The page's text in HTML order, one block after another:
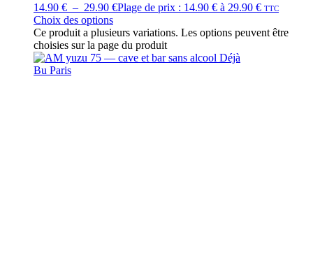
14.90 € – 29.90 €Plage de prix : 14.90 € à 29.90 € TTC
Choix des options
Ce produit a plusieurs variations. Les options peuvent être
choisies sur la page du produit